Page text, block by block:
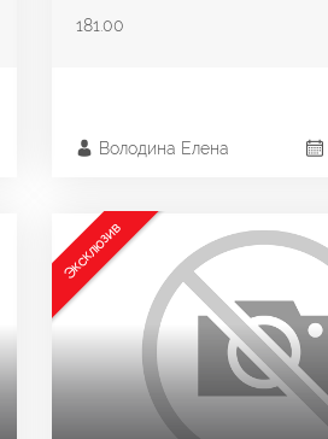
181.00
Володина Елена
Эксклюзив